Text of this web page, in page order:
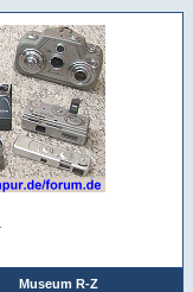
Museum R-Z